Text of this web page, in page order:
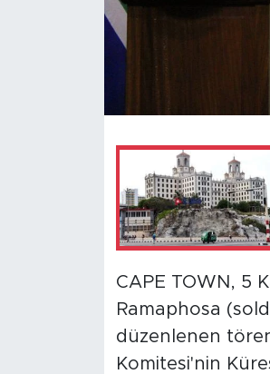
CAPE TOWN, 5
Ramaphosa
düzenlenen
Komitesi'nin
Xinhua Türkiye